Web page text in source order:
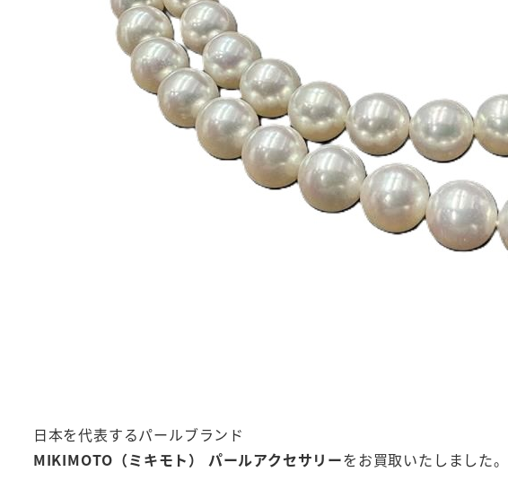
日本を代表するパールブランド
MIKIMOTO（ミキモト） パールアクセサリーをお買取いたしました。